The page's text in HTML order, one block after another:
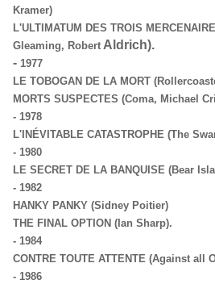
Kramer)
L'ULTIMATUM DES TROIS
Gleaming, Robert Aldrich).
- 1977
LE TOBOGAN DE LA MORT
MORTS SUSPECTES (Coma, Michael
- 1978
L'INÉVITABLE CATASTROPHE (The
- 1980
LE SECRET DE LA BANQUISE (Bear
- 1982
HANKY PANKY (Sidney Poitier)
THE FINAL OPTION (Ian Sharp).
- 1984
CONTRE TOUTE ATTENTE (Against all
- 1986